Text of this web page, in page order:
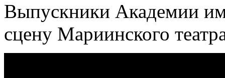
Выпускники Академии
сцену Мариинского